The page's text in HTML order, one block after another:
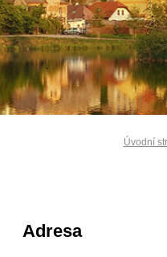
Úvodní
Adresa